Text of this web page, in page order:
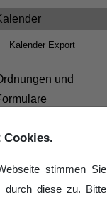
Kalender Export
und
Cookies.
stimmen Sie
durch diese zu. Bitte